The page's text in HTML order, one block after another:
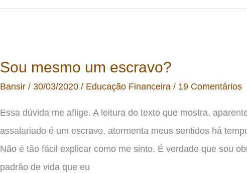
Sou mesmo um escravo?
Bansir/30/03/2020/ Educação Financeira / 19 Comentários
Essa dúvida me aflige. A leitura do texto que mostra,
assalariado é um escravo, atormenta meus sentidos há
Não é tão fácil explicar como me sinto. É verdade que sou
padrão de vida que eu